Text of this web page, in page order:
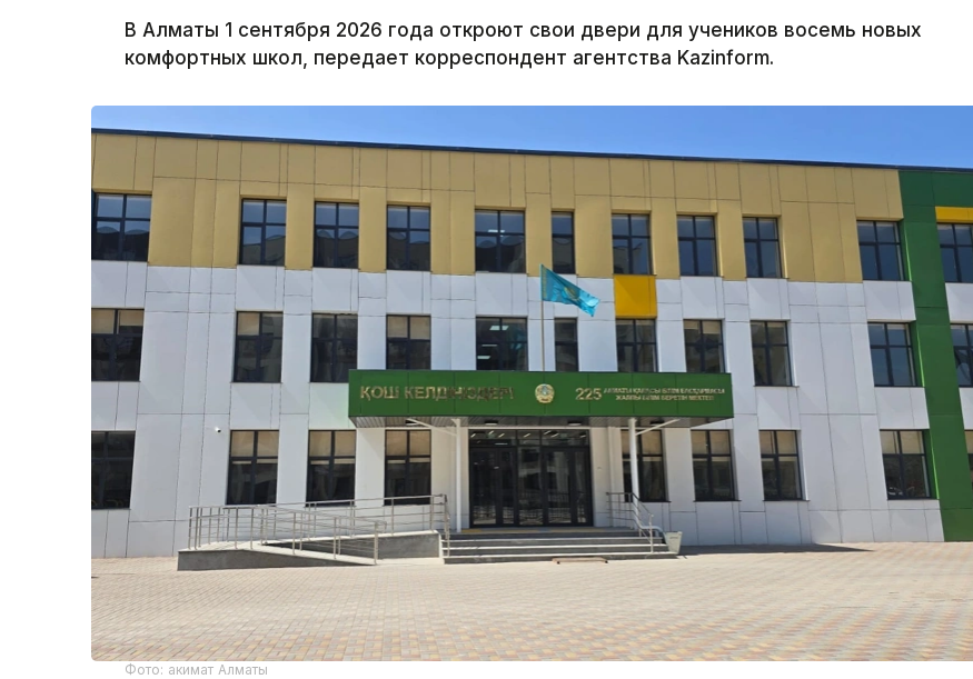
В Алматы 1 сентября 2026 года откроют свои двери для учеников восемь новых
комфортных школ, передает корреспондент агентства Kazinform.
Фото: акимат Алматы